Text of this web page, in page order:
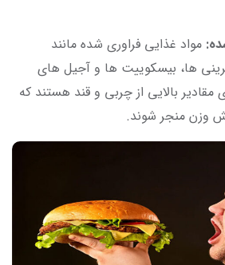
مواد غذایی فراوری شده مانند
ها، بیسکوییت ‌ها و آجیل ‌های
مقادیر بالایی از چربی و قند هستند که
وزن منجر شوند.